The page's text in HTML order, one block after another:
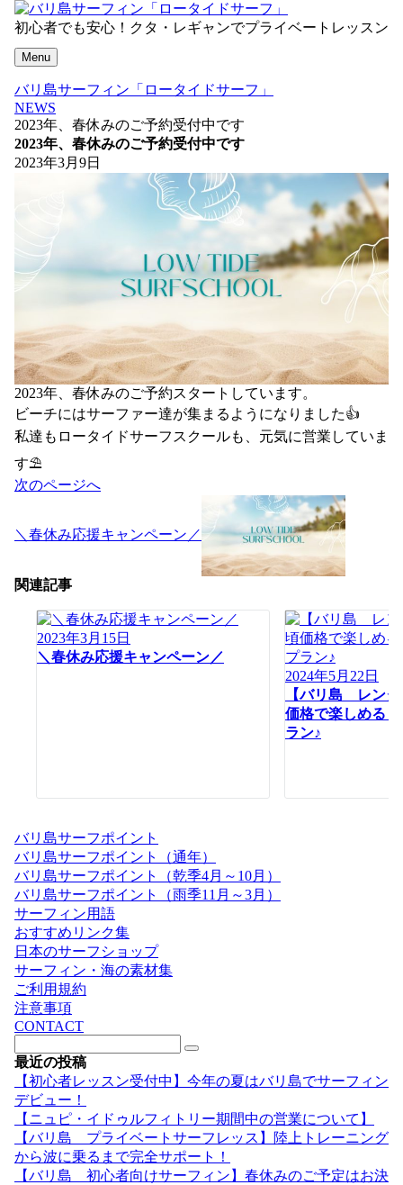
初心者でも安心！クタ・レギャンでプライベートレッスン
Menu
バリ島サーフィン「ロータイドサーフ」
NEWS
2023年、春休みのご予約受付中です
2023年、春休みのご予約受付中です
2023年3月9日
2023年、春休みのご予約スタートしています。
ビーチにはサーファー達が集まるようになりました👍
私達もロータイドサーフスクールも、元気に営業していま
す⛱
投
ビ
ー
シ
次のページへ
＼春休み応援キャンペーン／
関連記事
2023年3月15日
＼春休み応援キャンペーン／
2024年5月22日
【バリ島 レン
価格で楽しめる
ラン♪
バリ島サーフポイント
バリ島サーフポイント（通年）
バリ島サーフポイント（乾季4月～10月）
バリ島サーフポイント（雨季11月～3月）
サーフィン用語
おすすめリンク集
日本のサーフショップ
サーフィン・海の素材集
ご利用規約
注意事項
CONTACT
最近の投稿
【初心者レッスン受付中】今年の夏はバリ島でサーフィン
デビュー！
【ニュピ・イドゥルフィトリー期間中の営業について】
【バリ島 プライベートサーフレッス】陸上トレーニング
から波に乗るまで完全サポート！
【バリ島 初心者向けサーフィン】春休みのご予定はお決